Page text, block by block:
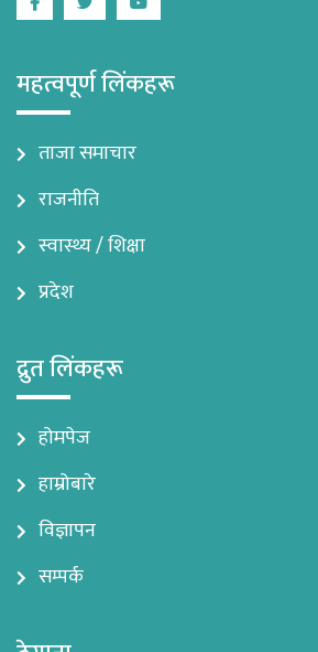
महत्वपूर्ण लिंकहरू
ताजा समाचार
राजनीति
स्वास्थ्य / शिक्षा
प्रदेश
द्रुत लिंकहरू
होमपेज
हाम्रोबारे
विज्ञापन
सम्पर्क